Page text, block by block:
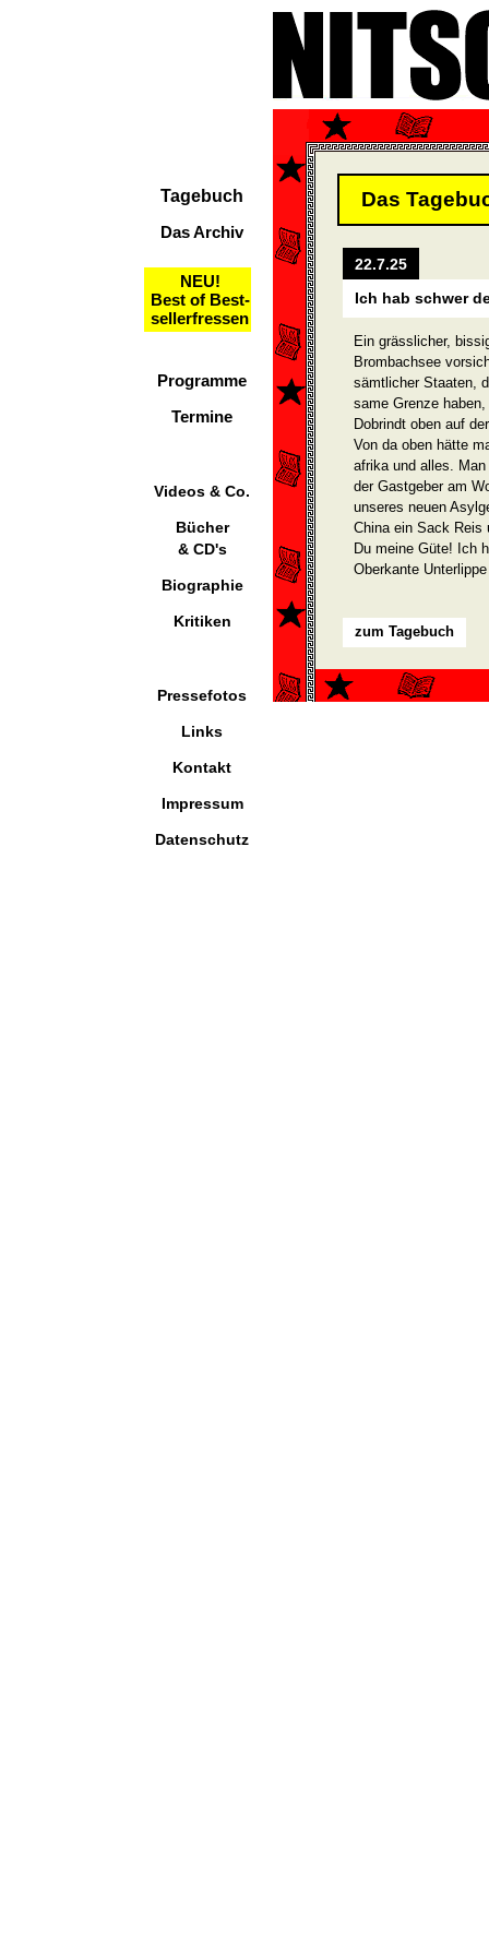
Tagebuch
Das Archiv
NEU!
Best of Best-
sellerfressen
Programme
Termine
Videos & Co.
Bücher
& CD's
Biographie
Kritiken
Pressefotos
Links
Kontakt
Impressum
Datenschutz
Das
22.7.25
Ich hab schwer
Ein grässlicher,
Brombachsee
sämtlicher Staaten,
same Grenze
Dobrindt oben auf
Von da oben hätte
afrika und alles.
der Gastgeber am
unseres neuen
China ein Sack Reis
Du meine Güte! Ich
Oberkante
zum Tagebuch